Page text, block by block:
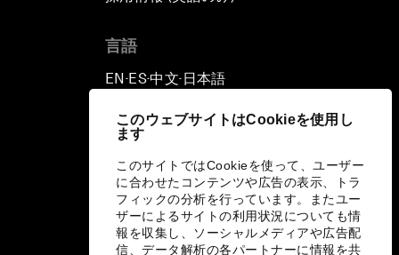
このウェブサイトはCookieを使用し
ます
このサイトではCookieを使って、ユーザー
に合わせたコンテンツや広告の表示、トラ
フィックの分析を行っています。またユー
ザーによるサイトの利用状況についても情
報を収集し、ソーシャルメディアや広告配
信、データ解析の各パートナーに情報を共
言語
EN ▪ES▪中文▪ 日本語